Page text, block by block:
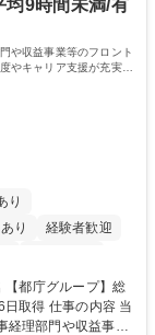
均9時間未満/有
や収益事業等のフロント
やキャリア支援が充実し
り
り
経験者歓迎
内容 当
経理部門や収益事業